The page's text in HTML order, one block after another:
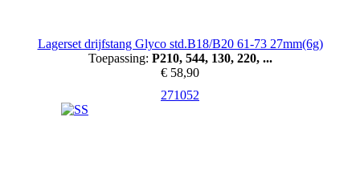
Lagerset drijfstang Glyco std.B18/B20 61-73 27mm(6g)
Toepassing: P210, 544, 130, 220, ...
€ 58,90
271052